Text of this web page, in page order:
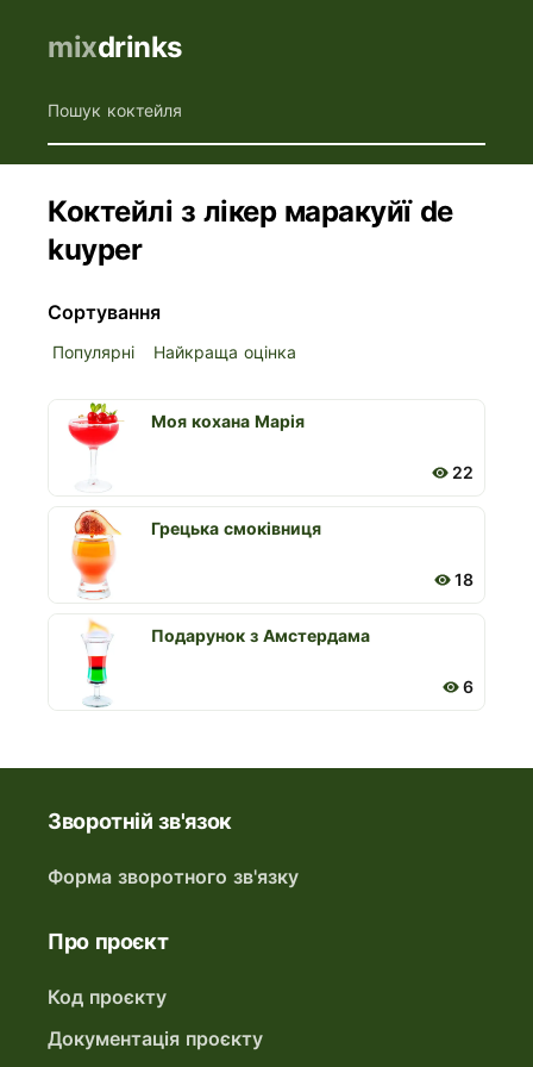
mixdrinks
Пошук коктейля
Коктейлі з лікер маракуйї de
kuyper
Сортування
Популярні Найкраща оцінка
22
Моя кохана Марія
18
Грецька смоківниця
6
Подарунок з Амстердама
Зворотній зв'язок
Форма зворотного зв'язку
Про проєкт
Код проєкту
Документація проєкту